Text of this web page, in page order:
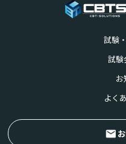
試験
試験
お
よく